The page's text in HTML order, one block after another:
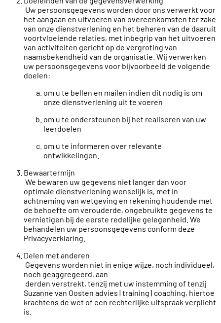
Uw persoonsgegevens worden door ons verwerkt voor
het aangaan en uitvoeren van overeenkomsten ter zake
van onze dienstverlening en het beheren van de daaruit
voortvloeiende relaties, met inbegrip van het uitvoeren
van activiteiten gericht op de vergroting van
naamsbekendheid van de organisatie. Wij verwerken
uw persoonsgegevens voor bijvoorbeeld de volgende
doelen:
om u te bellen en mailen indien dit nodig is om
onze dienstverlening uit te voeren
om u te ondersteunen bij het realiseren van uw
leerdoelen
om u te informeren over relevante
ontwikkelingen.
Bewaartermijn
We bewaren uw gegevens niet langer dan voor
optimale dienstverlening wenselijk is, met in
achtneming van wetgeving en rekening houdende met
de behoefte om verouderde, ongebruikte gegevens te
vernietigen bij de eerste redelijke gelegenheid. We
behandelen uw persoonsgegevens conform deze
Privacyverklaring.
Delen met anderen
Gegevens worden niet in enige wijze, noch individueel,
noch geaggregeerd, aan
derden verstrekt, tenzij met uw instemming of tenzij
Suzanne van Oosten advies | training | coaching, hiertoe
krachtens de wet of een rechterlijke uitspraak verplicht
is.